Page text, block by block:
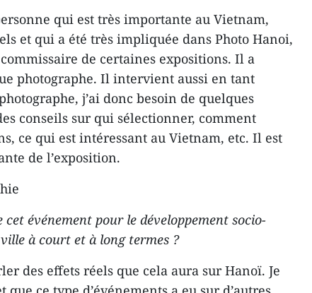
qui est très importante au Vietnam,
et qui a été très impliquée dans Photo Hanoi,
commissaire de certaines expositions. Il a
photographe. Il intervient aussi en tant
j’ai donc besoin de quelques
conseils sur qui sélectionner, comment
ce qui est intéressant au Vietnam, etc. Il est
de l’exposition.
événement pour le développement socio-
à court et à long termes ?
des effets réels que cela aura sur Hanoï. Je